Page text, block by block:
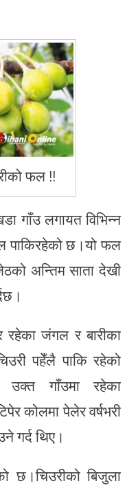
फल !!
गाँउ लगायत विभिन्न
पाकिरहेको छ।यो फल
अन्तिम साता देखी
रहेका जंगल र बारीका
पहेँलै पाकि रहेको
गाँउमा रहेका
कोलमा पेलेर वर्षभरी
गर्द थिए।
छ।चिउरीको बिजुला